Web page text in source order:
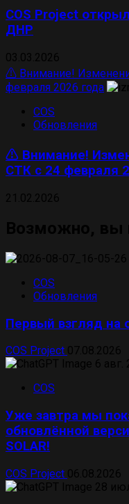
COS Project
ДНР
⚠️ Внимание!
февраля 2026 года
COS
Обновления
⚠️ Внимание!
СТК с 24 февраля
COS
Обновления
Первый взгляд на
COS Project
COS
Уже завтра мы
обновлённой
SOLAR!
COS Project